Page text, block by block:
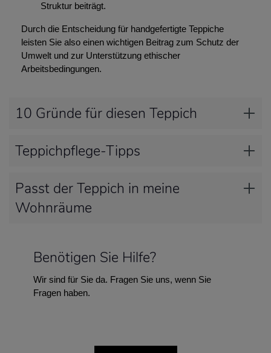
Struktur beiträgt.
Durch die Entscheidung für handgefertigte Teppiche
leisten Sie also einen wichtigen Beitrag zum Schutz der
Umwelt und zur Unterstützung ethischer
Arbeitsbedingungen.
10 Gründe für diesen Teppich
Teppichpflege-Tipps
Passt der Teppich in meine
Wohnräume
Benötigen Sie Hilfe?
Wir sind für Sie da. Fragen Sie uns, wenn Sie
Fragen haben.